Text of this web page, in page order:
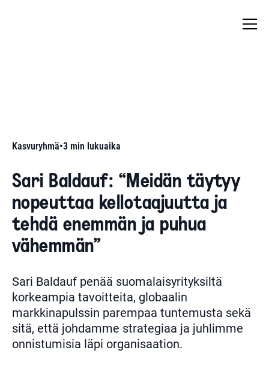
Kasvuryhmä•3 min lukuaika
Sari Baldauf: “Meidän täytyy
nopeuttaa kellotaajuutta ja
tehdä enemmän ja puhua
vähemmän”
Sari Baldauf penää suomalaisyrityksiltä
korkeampia tavoitteita, globaalin
markkinapulssin parempaa tuntemusta sekä
sitä, että johdamme strategiaa ja juhlimme
onnistumisia läpi organisaation.